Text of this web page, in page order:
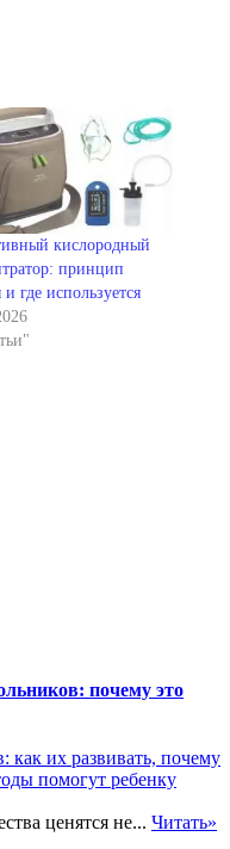
кислородный
принцип
где используется
почему это
ценятся не... Читать»